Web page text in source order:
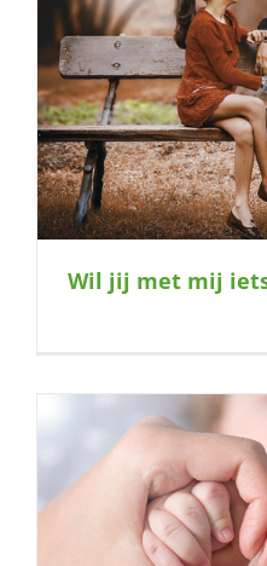
Wil jij met mij